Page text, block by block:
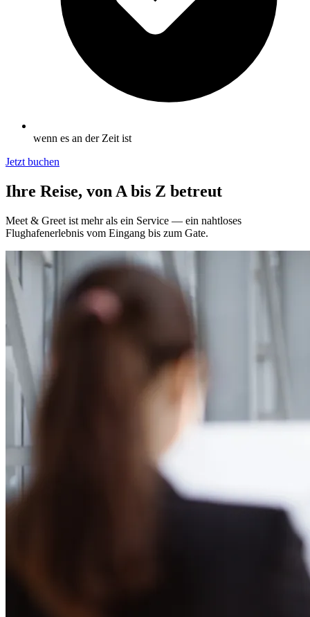
wenn es an der Zeit ist
Jetzt buchen
Ihre Reise, von A bis Z betreut
Meet & Greet ist mehr als ein Service — ein nahtloses
Flughafenerlebnis vom Eingang bis zum Gate.